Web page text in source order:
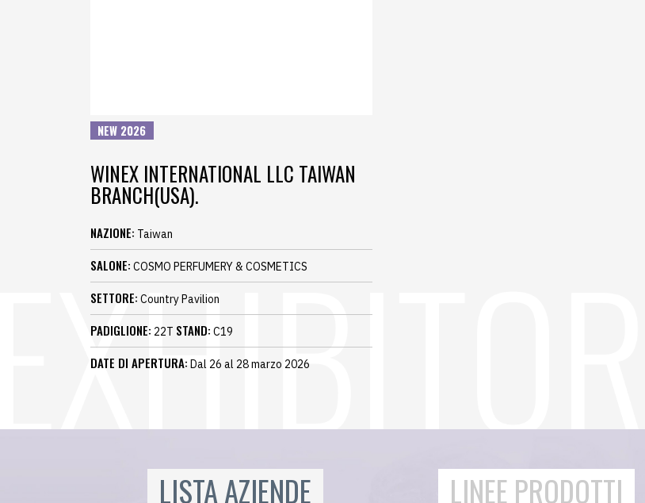
NEW 2026
WINEX INTERNATIONAL LLC TAIWAN
BRANCH(USA).
NAZIONE: Taiwan
SALONE: COSMO PERFUMERY & COSMETICS
SETTORE: Country Pavilion
PADIGLIONE: 22T STAND: C19
DATE DI APERTURA: Dal 26 al 28 marzo 2026
LISTA AZIENDE LINEE PRODOTTI